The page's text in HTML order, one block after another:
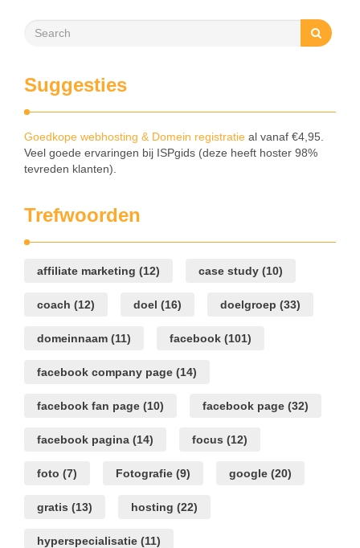
Suggesties
Goedkope webhosting & Domein registratie al vanaf €4,95.
Veel goede ervaringen bij ISPgids (deze heeft hoster 98%
tevreden klanten).
Trefwoorden
affiliate marketing (12) case study (10)
coach (12) doel (16) doelgroep (33)
domeinnaam (11) facebook (101)
facebook company page (14)
facebook fan page (10) facebook page (32)
facebook pagina (14) focus (12)
foto (7) Fotografie (9) google (20)
gratis (13) hosting (22)
hyperspecialisatie (11)